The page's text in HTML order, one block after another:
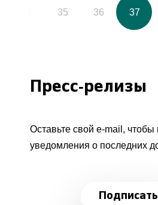
35 36 37
Пресс-релизы
Оставьте свой e-mail, чтобы
уведомления о последних